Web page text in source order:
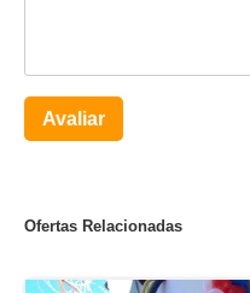
Avaliar
Ofertas Relacionadas